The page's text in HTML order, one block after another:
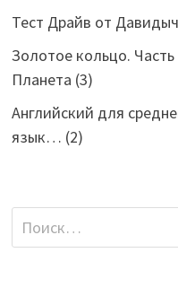
Тест Драйв от
Золотое кольцо.
Планета (3)
Английский для
язык… (2)
Найти: